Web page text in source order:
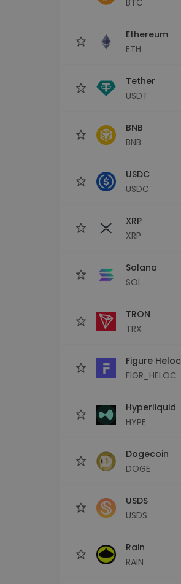
Ethereum
ETH
Tether
USDT
BNB
BNB
USDC
USDC
XRP
XRP
Solana
SOL
TRON
TRX
Figure Heloc
FIGR_HELOC
Hyperliquid
HYPE
Dogecoin
DOGE
USDS
USDS
Rain
RAIN